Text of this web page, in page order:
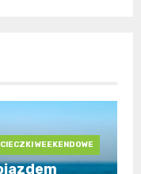
WEEKENDOWE